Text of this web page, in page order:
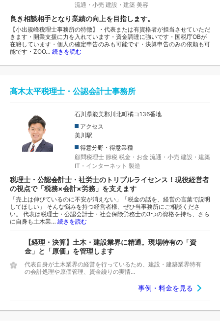
流通・小売 建設・建築 美容
良き相談相手となり業績の向上を目指します。
【小出規峰税理士事務所の特徴】・代表または有資格者が担当させていただ
きます・開業支援に力を入れています・資金調達に強いです・国税庁OBが
在籍しています・個人の確定申告のみも可能です・決算申告のみの依頼も可
能です・ZOO… 続きを読む
髙木太平税理士・公認会計士事務所
石川県能美郡川北町橘コ136番地
アクセス
美川駅
得意分野・得意業種
顧問税理士 節税 税金・お金 流通・小売 建設・建築
IT・インターネット 製造
税理士・公認会計士・社労士のトリプルライセンス！現役経営者
の視点で「税務×会計×労務」を支えます
「売上は伸びているのに不安が消えない」「税金の話を、経営の言葉で説明
してほしい」 そんな悩みを持つ経営者様、ぜひ当事務所にご相談くださ
い。 代表は税理士・公認会計士・社会保険労務士の3つの資格を持ち、さら
に自身も土木業… 続きを読む
【経理・決算】土木・建設業界に精通。現場特有の「資
金」と「原価」を管理します
代表自身が土木業界の経営を行っているため、建設・建築業界特有
の会計処理や原価管理、資金繰りの実情...
事例・料金を見る